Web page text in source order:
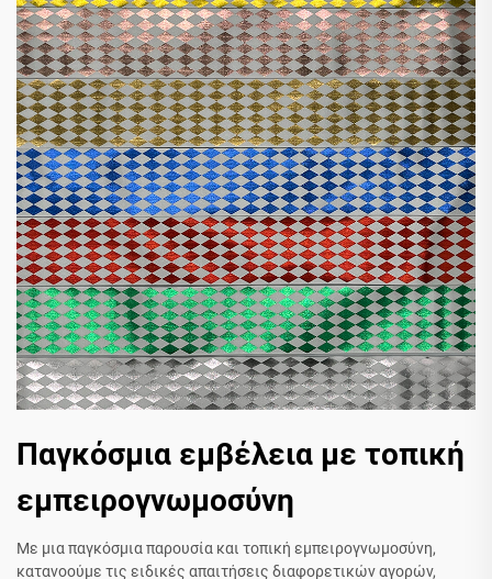
Παγκόσμια εμβέλεια με τοπική
εμπειρογνωμοσύνη
Με μια παγκόσμια παρουσία και τοπική εμπειρογνωμοσύνη,
κατανοούμε τις ειδικές απαιτήσεις διαφορετικών αγορών,